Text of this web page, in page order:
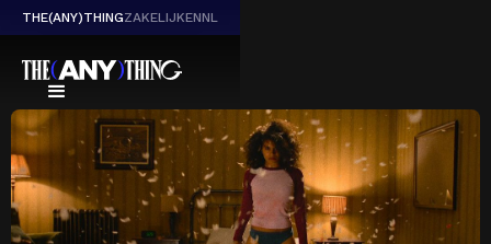
THE(ANY)THINGZAKELIJKENNL